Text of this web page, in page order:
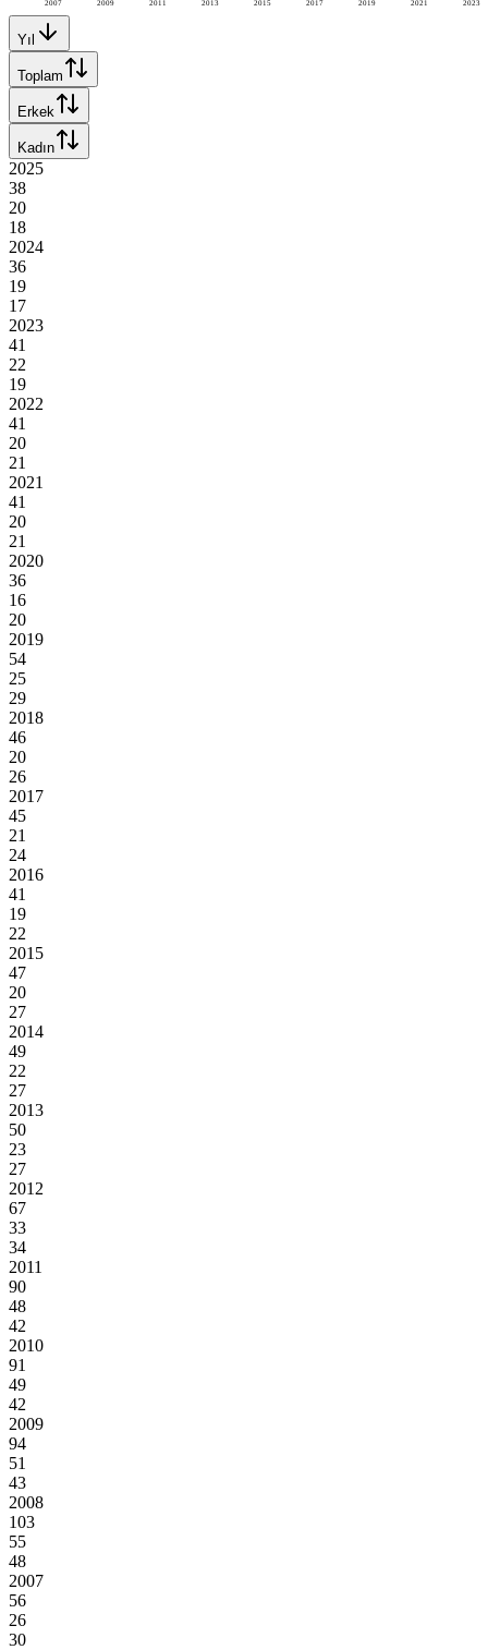
2007 2009 2011 2013 2015 2017 2019 2021 2023
Yıl
Toplam
Erkek
Kadın
2025
38
20
18
2024
36
19
17
2023
41
22
19
2022
41
20
21
2021
41
20
21
2020
36
16
20
2019
54
25
29
2018
46
20
26
2017
45
21
24
2016
41
19
22
2015
47
20
27
2014
49
22
27
2013
50
23
27
2012
67
33
34
2011
90
48
42
2010
91
49
42
2009
94
51
43
2008
103
55
48
2007
56
26
30